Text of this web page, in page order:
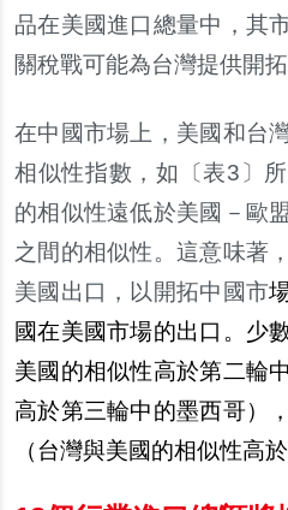
品在美國進口總量中，其
關稅戰可能為台灣提供開
在中國市場上，美國和台
相似性指數，如〔表3 〕
的相似性遠低於美國－歐
之間的相似性。這意味著
美國出口，以開拓中國市
國在美國市場的出口。少
美國的相似性高於第二輪
高於第三輪中的墨西哥）
（台灣與美國的相似性高